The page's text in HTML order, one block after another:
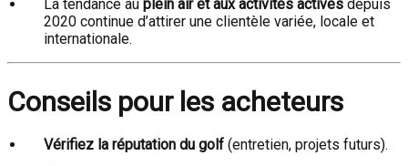
La tendance au plein air et aux activités actives depuis
2020 continue d’attirer une clientèle variée, locale et
internationale.
Conseils pour les acheteurs
Vérifiez la réputation du golf (entretien, projets futurs).